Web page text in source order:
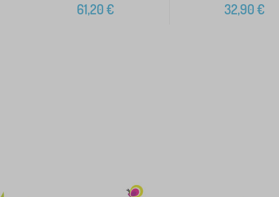
61,20€ 32,90€